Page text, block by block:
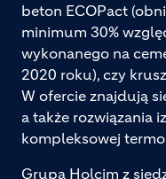
beton ECOPact
minimum 30%
wykonanego na
2020 roku), czy
W ofercie znajdują
a także rozwiązania
kompleksowej
Grupa Holcim z